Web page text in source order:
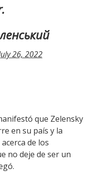
26, 2022
que Zelensky
en su país y la
de los
no deje de ser un